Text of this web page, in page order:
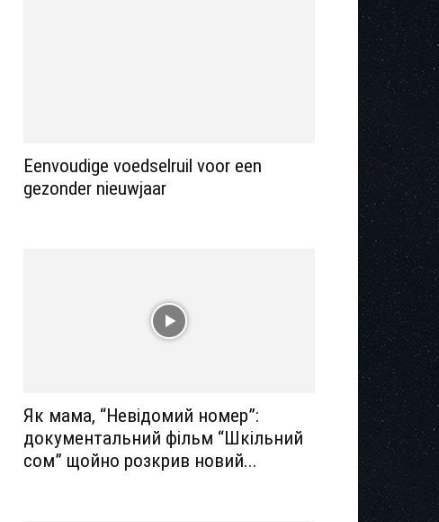
Eenvoudige voedselruil voor een
gezonder nieuwjaar
Як мама, “Невідомий номер”:
документальний фільм “Шкільний
сом” щойно розкрив новий...